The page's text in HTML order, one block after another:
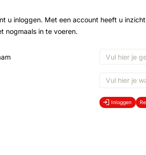
u inloggen. Met een account heeft u
nogmaals in te voeren.
Inloggen